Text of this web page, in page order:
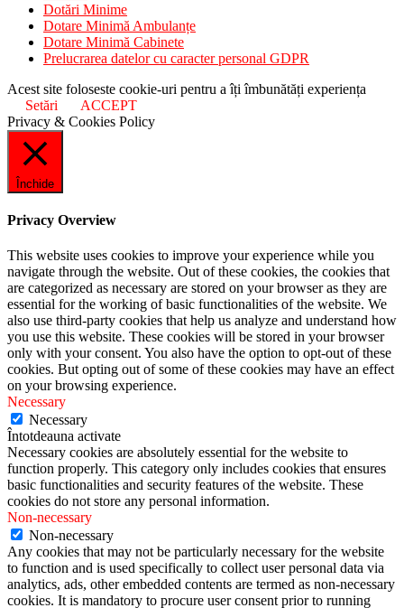
Dotări Minime
Dotare Minimă Ambulanțe
Dotare Minimă Cabinete
Prelucrarea datelor cu caracter personal GDPR
Acest site foloseste cookie-uri pentru a îți îmbunătăți experiența
Setări
ACCEPT
Privacy & Cookies Policy
Închide
Privacy Overview
This website uses cookies to improve your experience while you
navigate through the website. Out of these cookies, the cookies that
are categorized as necessary are stored on your browser as they are
essential for the working of basic functionalities of the website. We
also use third-party cookies that help us analyze and understand how
you use this website. These cookies will be stored in your browser
only with your consent. You also have the option to opt-out of these
cookies. But opting out of some of these cookies may have an effect
on your browsing experience.
Necessary
Necessary
Întotdeauna activate
Necessary cookies are absolutely essential for the website to
function properly. This category only includes cookies that ensures
basic functionalities and security features of the website. These
cookies do not store any personal information.
Non-necessary
Non-necessary
Any cookies that may not be particularly necessary for the website
to function and is used specifically to collect user personal data via
analytics, ads, other embedded contents are termed as non-necessary
cookies. It is mandatory to procure user consent prior to running